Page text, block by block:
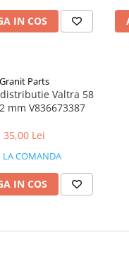
IN COS
Granit Parts
Valtra 58
mm V836673387
35,00 Lei
LA COMANDA
IN COS